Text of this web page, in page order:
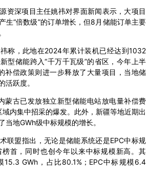
资深项目主任姚祎对界面新闻表示，大项目
生“倍数级”的订单增长，但8月储能订单主要
称，此地在2024年累计装机已经达到1032
型储能跨入“千万千瓦级”的省区，今年上半
补偿政策则进一步释放了大量项目，当地储
活跃度。
蒙古已发放独立新型储能电站放电量补偿费
内集中招采的爆发。此外，新疆等地近期出
当地GWh级中标规模的增长。
联盟指出，无论是储能系统还是EPC中标规
首，同时也创今年以来中标规模新高。其
GWh，占比80.1%；EPC中标规模6.4